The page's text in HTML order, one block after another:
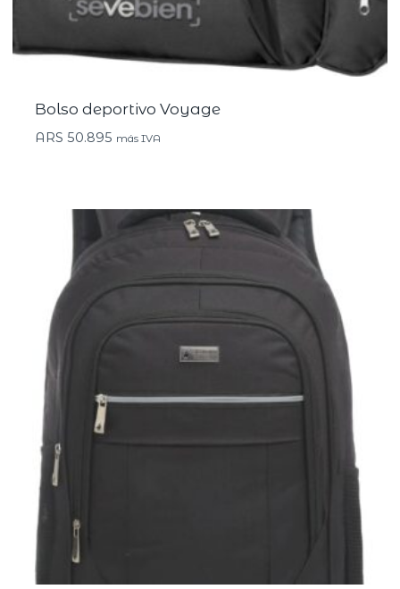
Bolso deportivo Voyage
ARS 50.895 más IVA